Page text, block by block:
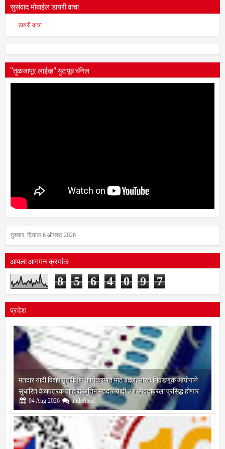
सुसंवाद मोबाईल डायरी वाचा
डायरी वाचा
“तुळजापूर लाईव्ह” युटयूब चॅनेल
गुरुवार, दिनांक 6 ऑगस्ट 2026
आपला आगमन क्रमांक
8 5 6 4 0 9 7
प्रदेश
मतदार यादी विशेष पुनरीक्षण कार्यक्रमात मोठे बदल; भारत निवडणूक आयोगाने
सुधारित वेळापत्रक जाहीर; अंतिम मतदार यादी २७ ऑक्टोबरला प्रसिद्ध होणार
04Aug 2026 undefined